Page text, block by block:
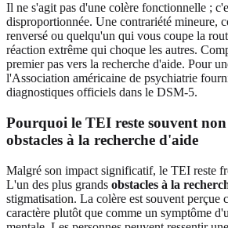
Il ne s'agit pas d'une colère fonctionnelle ;
disproportionnée. Une contrariété mineure,
renversé ou quelqu'un qui vous coupe la
réaction extrême qui choque les autres.
premier pas vers la recherche d'aide. Pour
l'Association américaine de psychiatrie
diagnostiques officiels dans le DSM-5.
Pourquoi le TEI reste souvent
obstacles à la recherche d'aide
Malgré son impact significatif, le TEI reste
L'un des plus grands obstacles à la
stigmatisation. La colère est souvent perçue
caractère plutôt que comme un symptôme